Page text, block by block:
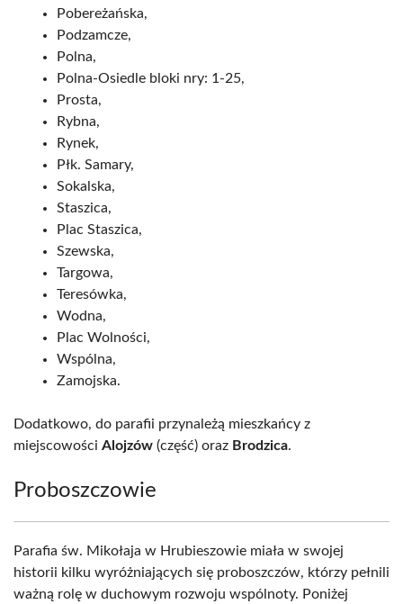
Pobereżańska,
Podzamcze,
Polna,
Polna-Osiedle bloki nry: 1-25,
Prosta,
Rybna,
Rynek,
Płk. Samary,
Sokalska,
Staszica,
Plac Staszica,
Szewska,
Targowa,
Teresówka,
Wodna,
Plac Wolności,
Wspólna,
Zamojska.
Dodatkowo, do parafii przynależą mieszkańcy z
miejscowości Alojzów (część) oraz Brodzica.
Proboszczowie
Parafia św. Mikołaja w Hrubieszowie miała w swojej
historii kilku wyróżniających się proboszczów, którzy pełnili
ważną rolę w duchowym rozwoju wspólnoty. Poniżej